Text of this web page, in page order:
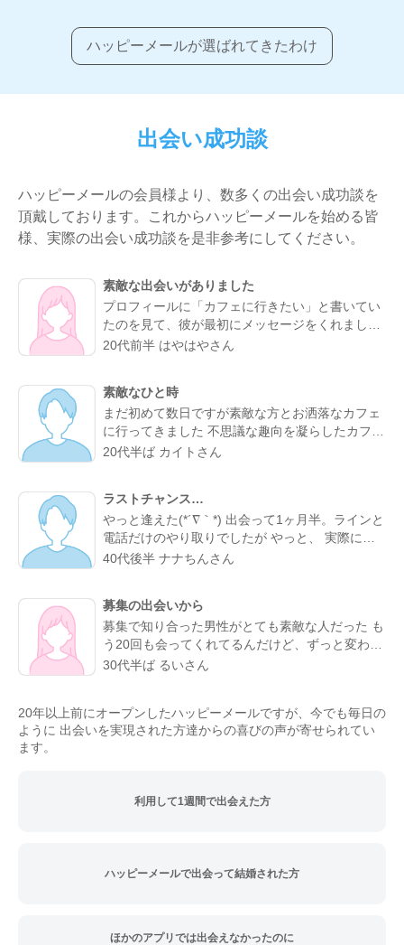
ハッピーメールが選ばれてきたわけ
出会い成功談
ハッピーメールの会員様より、数多くの出会い成功談を
頂戴しております。これからハッピーメールを始める皆
様、実際の出会い成功談を是非参考にしてください。
素敵な出会いがありました
プロフィールに「カフェに行きたい」と書いてい
たのを見て、彼が最初にメッセージをくれまし
た。やり取りしていく中で、彼がよく行くらしい
で、私的には今までになくメッセージが盛り上が
り嬉しかったです。 カフェに誘ってもらい、実際
にお会いするととっても話しやすくて、時間があ
っという間。 少し年上でしたが、気を使わずに話
たら、思わずドキドキしました。 成功談でいいの
か…まだどうなるかはわからないけど、出会えて
よかったと思える人になりました。
20代前半 はやはやさん
素敵なひと時
まだ初めて数日ですが素敵な方とお洒落なカフェ
に行ってきました 不思議な趣向を凝らしたカフェ
で過ごす時間はとてもリラックスできました 真面
20代半ば カイトさん
ラストチャンス…
やっと逢えた(*´∇｀*) 出会って1ヶ月半。ラインと
電話だけのやり取りでしたが やっと、 実際に会
うことが叶った。 お互い会うことは諦めていまし
方でした。 ホント、大切にしたいと思った。 ま
た会う約束もできた。 こんな僕と… ありがとう(*
´∇｀*)
40代後半 ナナちんさん
募集の出会いから
募集で知り合った男性がとても素敵な人だった も
う20回も会ってくれてるんだけど、ずっと変わら
ず紳士的に癒してくれる。仕事の協力もしてくれ
思わなかったな…
30代半ば るいさん
20年以上前にオープンしたハッピーメールですが、今でも毎日の
ように 出会いを実現された方達からの喜びの声が寄せられてい
ます。
利用して1週間で出会えた方
ハッピーメールで出会って結婚された方
ほかのアプリでは出会えなかったのに